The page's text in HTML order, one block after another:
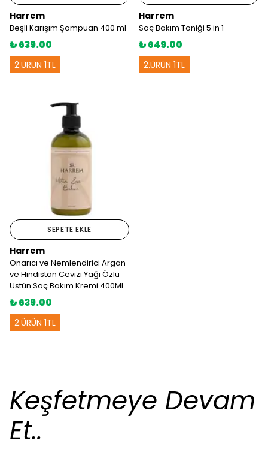
Harrem
Beşli Karışım Şampuan 400 ml
₺ 639.00
2.ÜRÜN 1TL
Harrem
Saç Bakım Toniği 5 in 1
₺ 649.00
2.ÜRÜN 1TL
SEPETE EKLE
Harrem
Onarıcı ve Nemlendirici Argan
ve Hindistan Cevizi Yağı Özlü
Üstün Saç Bakım Kremi 400Ml
₺ 639.00
2.ÜRÜN 1TL
Keşfetmeye Devam
Et..